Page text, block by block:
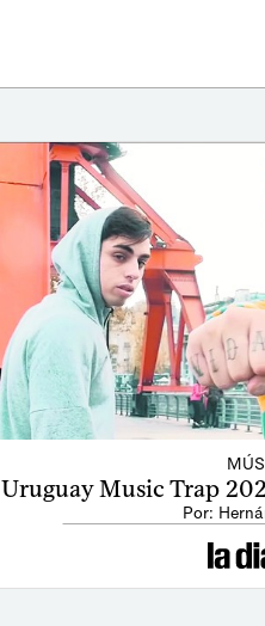
Uruguay Music Trap
Por: